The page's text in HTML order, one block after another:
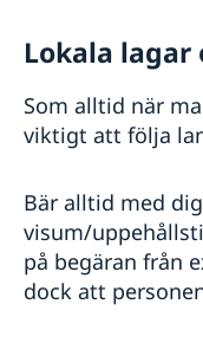
Lokala lagar
Som alltid när
viktigt att följa
Bär alltid med
visum/
på begäran från
dock att